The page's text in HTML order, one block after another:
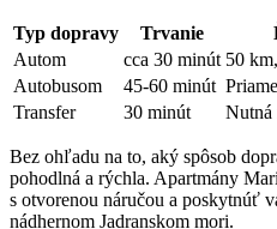
Typ dopravy Trvanie
Autom
cca 30 minút 50
Autobusom
45-60 minút
Transfer
30 minút Nutná
Bez ohľadu na to, aký spôsob
pohodlná a rýchla. Apartmány
s otvorenou náručou a poskytnúť
nádhernom Jadranskom mori.